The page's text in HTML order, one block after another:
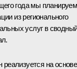
года мы планируем
из регионального
услуг в
на основе